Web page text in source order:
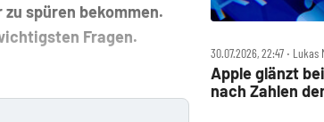
spüren bekommen.
Fragen.
30.07.2026, 22:47 ‧ Lukas
Apple glänzt
nach Zahlen